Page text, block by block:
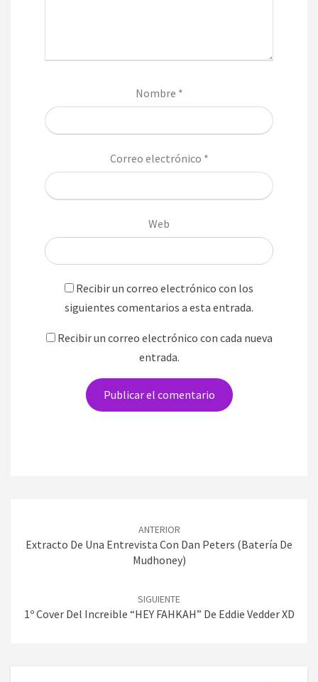
Nombre *
Correo electrónico *
Web
Recibir un correo electrónico con los
siguientes comentarios a esta entrada.
Recibir un correo electrónico con cada nueva
entrada.
entradas
ANTERIOR
Extracto De Una Entrevista Con Dan Peters (Batería De
Mudhoney)
SIGUIENTE
1º Cover Del Increible “HEY FAHKAH” De Eddie Vedder XD